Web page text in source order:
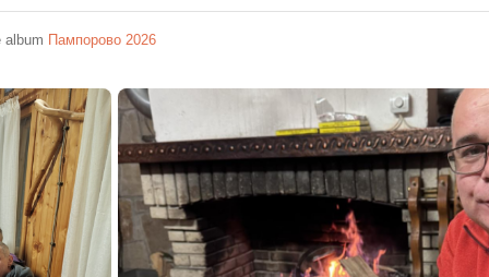
album Пампорово 2026